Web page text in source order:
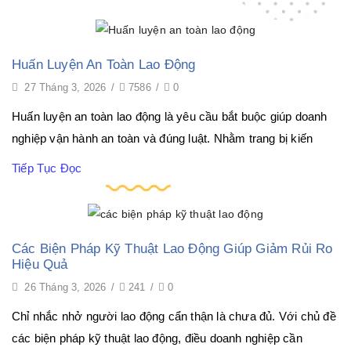
Huấn Luyện An Toàn Lao Động
27 Tháng 3, 2026 / 7586 / 0
Huấn luyện an toàn lao động là yêu cầu bắt buộc giúp doanh
nghiệp vận hành an toàn và đúng luật. Nhằm trang bị kiến
Tiếp Tục Đọc
Các Biện Pháp Kỹ Thuật Lao Động Giúp Giảm Rủi Ro
Hiệu Quả
26 Tháng 3, 2026 / 241 / 0
Chỉ nhắc nhở người lao động cẩn thận là chưa đủ. Với chủ đề
các biện pháp kỹ thuật lao động, điều doanh nghiệp cần